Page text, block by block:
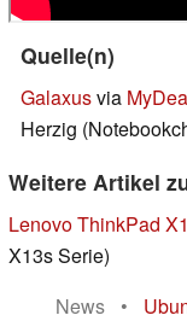
Quelle(n)
Galaxusvia
Herzig
Weitere Artikel
Lenovo ThinkPad
X13s Serie)
News
•